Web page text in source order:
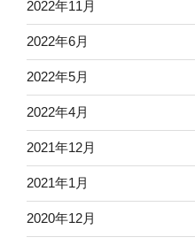
2022年11月
2022年6月
2022年5月
2022年4月
2021年12月
2021年1月
2020年12月